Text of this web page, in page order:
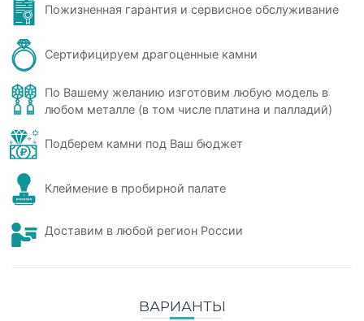
Пожизненная гарантия и сервисное обслуживание
Сертифицируем драгоценные камни
По Вашему желанию изготовим любую модель в
любом металле (в том числе платина и палладий)
Подберем камни под Ваш бюджет
Клеймение в пробирной палате
Доставим в любой регион России
ВАРИАНТЫ